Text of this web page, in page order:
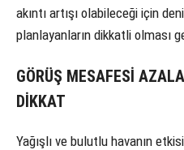
akıntı artışı olabileceği için
planlayanların dikkatli olması
GÖRÜŞ MESAFESİ
DİKKAT
Yağışlı ve bulutlu havanın